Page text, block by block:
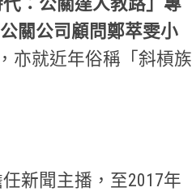
關公司顧問鄭萃雯小
亦就近年俗稱「斜槓族
新聞主播，至2017年